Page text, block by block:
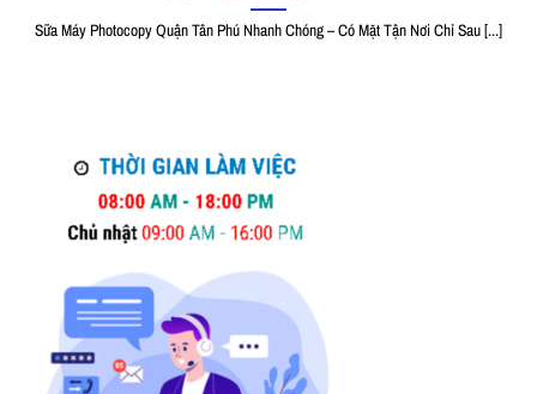
Sữa Máy Photocopy Quận Tân Phú Nhanh Chóng – Có Mặt Tận Nơi Chỉ Sau [...]